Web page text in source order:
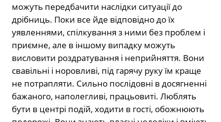
можуть передбачити наслідки ситуації до
дрібниць. Поки все йде відповідно до їх
уявленнями, спілкування з ними без проблем і
приємне, але в іншому випадку можуть
висловити роздратування і неприйняття. Вони
свавільні і норовливі, під гарячу руку їм краще
не потрапляти. Сильно послідовні в досягненні
бажаного, наполегливі, працьовиті. Люблять
бути в центрі подій, ходити в гості, обожнюють